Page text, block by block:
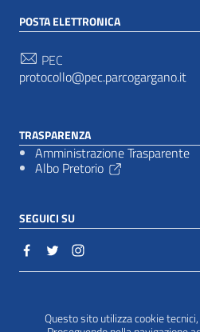
Questo sito utilizza cookie
POSTA ELETTRONICA
PEC
protocollo@pec.parcogargano.it
TRASPARENZA
Amministrazione Trasparente
Albo Pretorio
SEGUICI SU